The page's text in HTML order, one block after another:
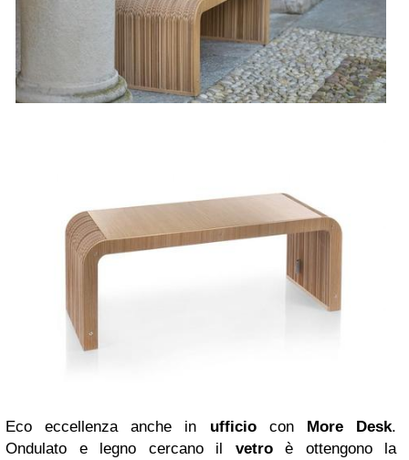
Eco eccellenza anche in ufficiocon More Desk.
Ondulato e legno cercano il vetroè ottengono la